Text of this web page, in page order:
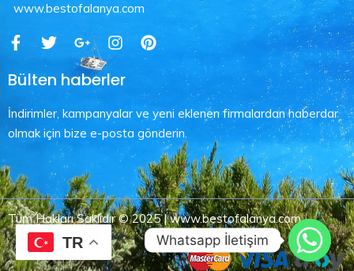
www.bestofalanya.com
Bülten haberler
İndirimler, kampanyalar ve yeni eklenen firmalardan haberdar
olmak için bize e-posta gönderin.
Tüm Hakları Saklıdır © 2025 | www.bestofalanya.com
TR Whatsapp İletişim